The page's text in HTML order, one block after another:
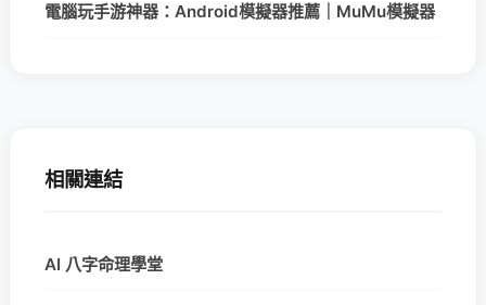
電腦玩手游神器：Android模擬器推薦｜MuMu模擬器
相關連結
AI 八字命理學堂